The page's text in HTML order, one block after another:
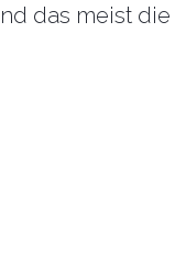
das meist die